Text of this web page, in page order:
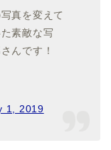
真を変えて
素敵な写
んです！
1, 2019